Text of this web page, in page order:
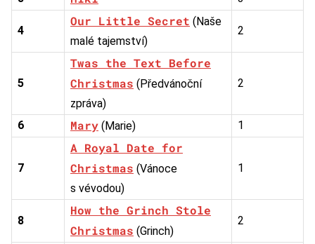
4
Our Little Secret (Naše
malé tajemství)
2
5
Twas the Text Before
Christmas (Předvánoční
zpráva)
2
6 Mary (Marie) 1
7
A Royal Date for
Christmas (Vánoce
s vévodou)
1
8
How the Grinch Stole
Christmas (Grinch)
2